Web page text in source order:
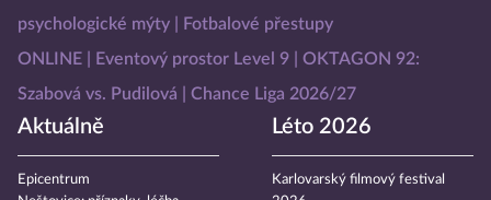
psychologické mýty
Fotbalové přestupy
ONLINE
Eventový prostor Level 9
OKTAGON 92:
Szabová vs. Pudilová
Chance Liga 2026/27
Aktuálně
Epicentrum
Léto 2026
Karlovarský filmový festival